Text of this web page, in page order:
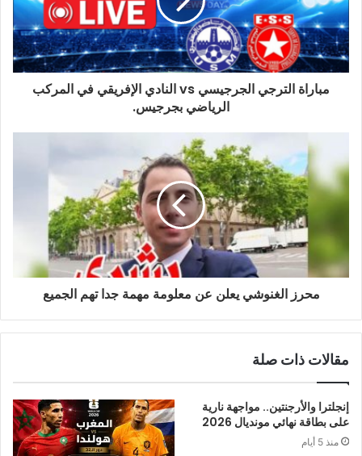
مباراة الترجي الجرجيسي vs النادي الإفريقي في المركب
الرياضي بجرجيس.
محرز الغنوشي يعلن عن معلومة مهمة جدا تهم الجميع
مقالات ذات صلة
إنجلترا والأرجنتين.. مواجهة نارية
على بطاقة نهائي مونديال 2026
منذ 5 أيام